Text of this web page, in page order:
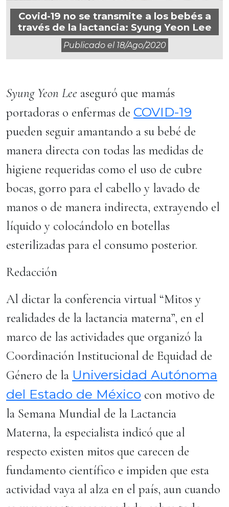
Covid-19 no se transmite a los bebés a
través de la lactancia: Syung Yeon Lee
Publicado el 18/ago/2020
Syung Yeon Lee aseguró que mamás
portadoras o enfermas de COVID-19
pueden seguir amantando a su bebé de
manera directa con todas las medidas de
higiene requeridas como el uso de cubre
bocas, gorro para el cabello y lavado de
manos o de manera indirecta, extrayendo el
líquido y colocándolo en botellas
esterilizadas para el consumo posterior.
Redacción
Al dictar la conferencia virtual “Mitos y
realidades de la lactancia materna”, en el
marco de las actividades que organizó la
Coordinación Institucional de Equidad de
Género de la Universidad Autónoma
del Estado de México con motivo de
la Semana Mundial de la Lactancia
Materna, la especialista indicó que al
respecto existen mitos que carecen de
fundamento científico e impiden que esta
actividad vaya al alza en el país, aun cuando